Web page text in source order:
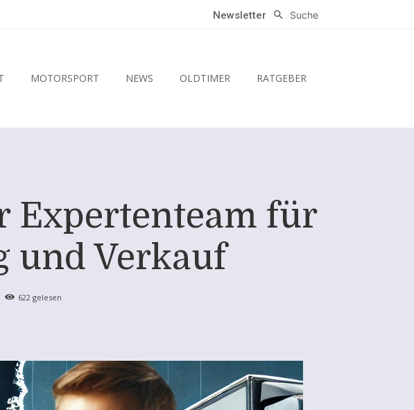
Newsletter Suche
MOTORSPORT NEWS OLDTIMER RATGEBER
Expertenteam für
und Verkauf
622gelesen